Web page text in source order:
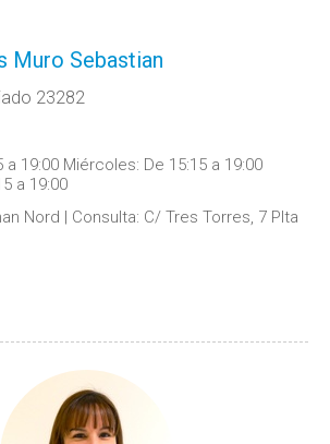
Muro Sebastian
23282
a 19:00 Miércoles: De 15:15 a 19:00
a 19:00
Nord Consulta: C/ Tres Torres, 7 Plta